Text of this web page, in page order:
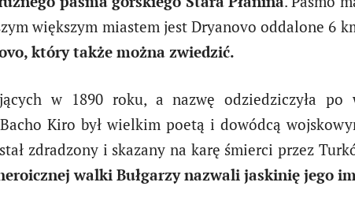
większym miastem jest Dryanovo oddalone 6
który także można zwiedzić.
w 1890 roku, a nazwę odziedziczyła
Kiro był wielkim poetą i dowódcą
zdradzony i skazany na karę śmierci przez
walki Bułgarzy nazwali jaskinię jego